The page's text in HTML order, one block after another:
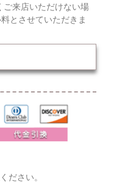
ご来店いただけない場
とさせていただきま
ださい。